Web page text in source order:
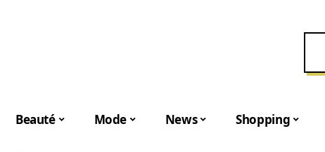
Beauté Mode News Shopping